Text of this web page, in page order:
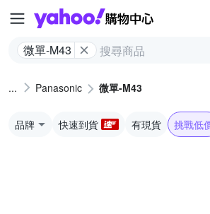
Yahoo購
微單-M43
Panasonic 微單-M43
品牌 快速到貨 有現貨 挑戰低